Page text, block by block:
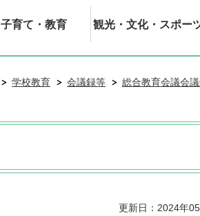
子育て・教育 観光・文化・スポー
学校教育 会議録等 総合教育会議会
更新日：2024年